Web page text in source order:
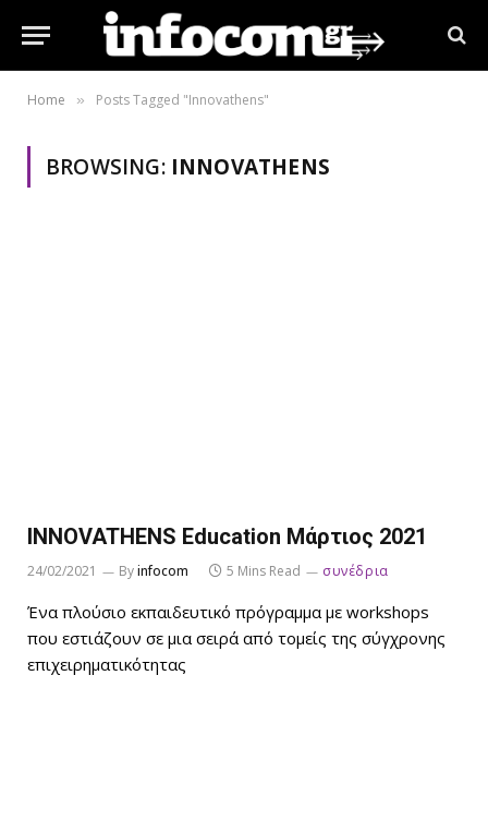
Home » Posts Tagged "Innovathens"
BROWSING: INNOVATHENS
INNOVATHENS Εducation Μάρτιος 2021
24/02/2021 Byinfocom 5 Mins Read συνέδρια
Ένα πλούσιο εκπαιδευτικό πρόγραμμα με workshops
που εστιάζουν σε μια σειρά από τομείς της σύγχρονης
επιχειρηματικότητας